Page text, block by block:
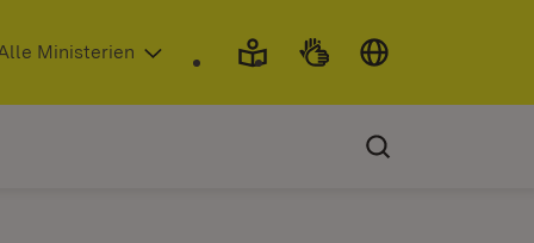
neuem Fenster)
Ministerien